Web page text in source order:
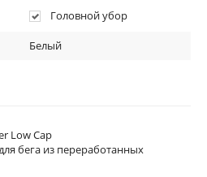
Головной убор
Белый
Low Cap
бега из переработанных